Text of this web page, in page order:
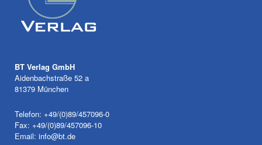
BT Verlag GmbH
Aidenbachstraße 52 a
81379 München
Telefon: +49/(0)89/457096-0
Fax: +49/(0)89/457096-10
Email: info@bt.de